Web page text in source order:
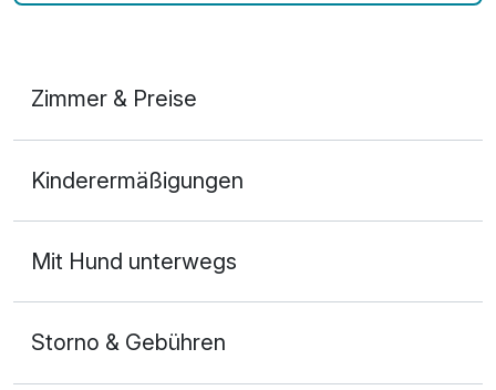
Zimmer & Preise
2 Erwachsene und 2 Kinder
Kinderermäßigungen
Mit Hund unterwegs
Storno & Gebühren